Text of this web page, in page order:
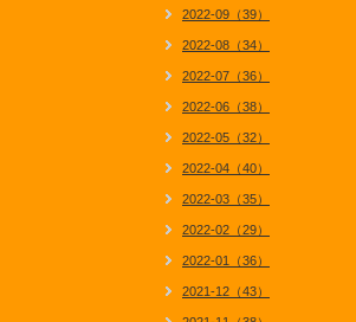
2022-09（39）
2022-08（34）
2022-07（36）
2022-06（38）
2022-05（32）
2022-04（40）
2022-03（35）
2022-02（29）
2022-01（36）
2021-12（43）